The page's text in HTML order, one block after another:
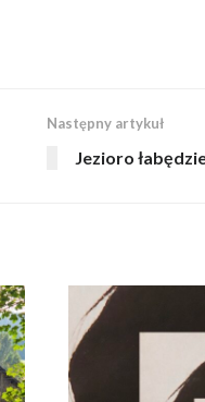
Następny artykuł
Jezioro